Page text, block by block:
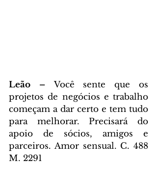
Leão – Você sente que os
projetos de negócios e trabalho
começam a dar certo e tem tudo
para melhorar. Precisará do
apoio de sócios, amigos e
parceiros. Amor sensual. C. 488
M. 2291